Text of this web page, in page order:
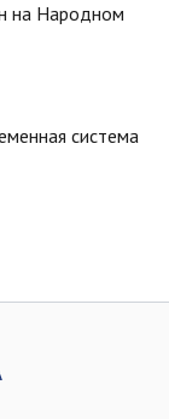
Народном
система